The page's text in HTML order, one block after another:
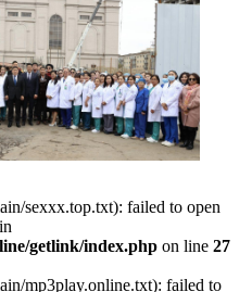
sexxx.top.txt): failed to open
getlink/index.php on line 27
mp3play.online.txt): failed to